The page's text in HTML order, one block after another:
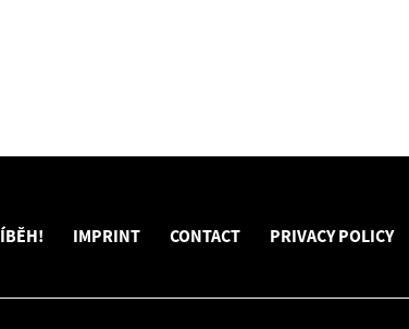
IMPRINT CONTACT PRIVACY POLICY